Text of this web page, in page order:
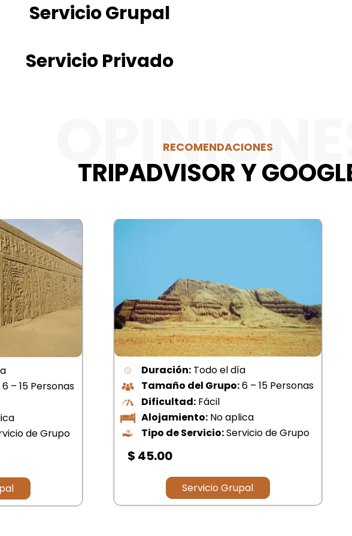
Servicio Grupal
Servicio Privado
RECOMENDACIONES
TRIPADVISOR Y
6 – 15 Personas
de Grupo
Duración: Todo el día
Tamaño del Grupo:6 – 15 Personas
Dificultad: Fácil
Alojamiento: No aplica
Tipo de Servicio:Servicio de Grupo
$ 78.00
Servicio Grupal